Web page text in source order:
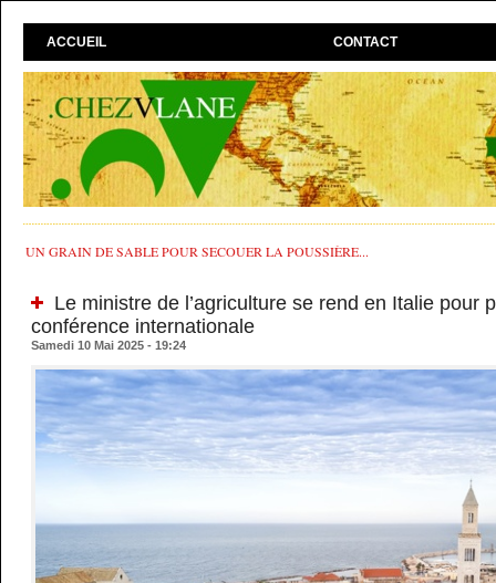
ACCUEIL CONTACT
UN GRAIN DE SABLE POUR SECOUER LA POUSSIÈRE...
Le ministre de l’agriculture se rend en Italie pour
conférence internationale
Samedi 10 Mai 2025 - 19:24